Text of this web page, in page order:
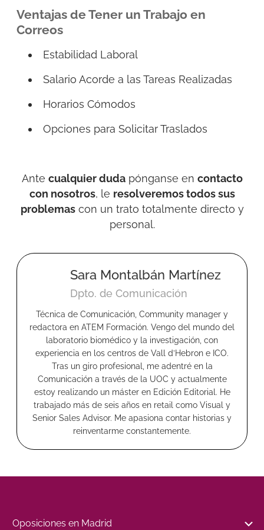
Ventajas de Tener un Trabajo en
Correos
Estabilidad Laboral
Salario Acorde a las Tareas Realizadas
Horarios Cómodos
Opciones para Solicitar Traslados
Ante cualquier dudapónganse en contacto
con nosotros, le resolveremos todos sus
problemascon un trato totalmente directo y
personal.
Sara Montalbán Martínez
Dpto. de Comunicación
Técnica de Comunicación, Community manager y
redactora en ATEM Formación. Vengo del mundo del
laboratorio biomédico y la investigación, con
experiencia en los centros de Vall d’Hebron e ICO.
Tras un giro profesional, me adentré en la
Comunicación a través de la UOC y actualmente
estoy realizando un máster en Edición Editorial. He
trabajado más de seis años en retail como Visual y
Senior Sales Advisor. Me apasiona contar historias y
reinventarme constantemente.
Oposiciones en Madrid